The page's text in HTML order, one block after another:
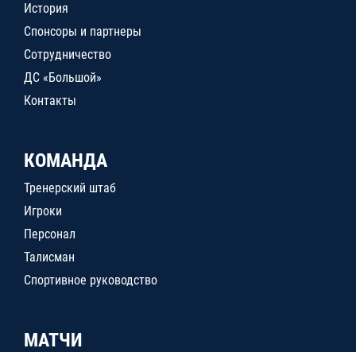
История
Спонсоры и партнеры
Сотрудничество
ДС «Большой»
Контакты
КОМАНДА
Тренерский штаб
Игроки
Персонал
Талисман
Спортивное руководство
МАТЧИ